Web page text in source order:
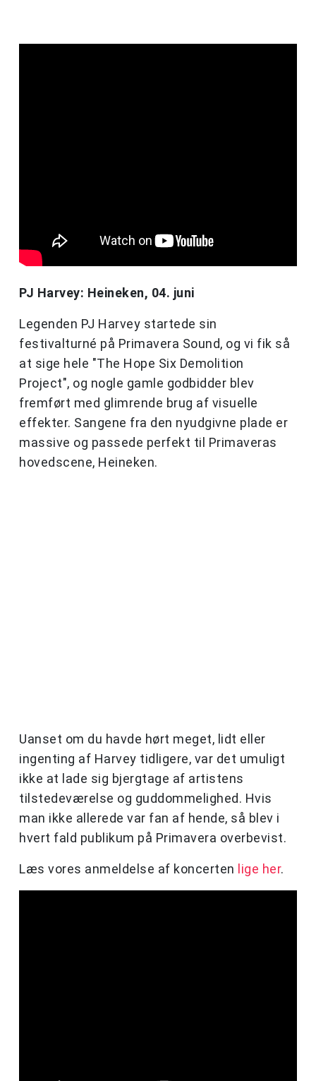
PJ Harvey: Heineken, 04. juni
Legenden PJ Harvey startede sin
festivalturné på Primavera Sound, og vi fik så
at sige hele "The Hope Six Demolition
Project", og nogle gamle godbidder blev
fremført med glimrende brug af visuelle
effekter. Sangene fra den nyudgivne plade er
massive og passede perfekt til Primaveras
hovedscene, Heineken.
Uanset om du havde hørt meget, lidt eller
ingenting af Harvey tidligere, var det umuligt
ikke at lade sig bjergtage af artistens
tilstedeværelse og guddommelighed. Hvis
man ikke allerede var fan af hende, så blev i
hvert fald publikum på Primavera overbevist.
Læs vores anmeldelse af koncerten lige her.